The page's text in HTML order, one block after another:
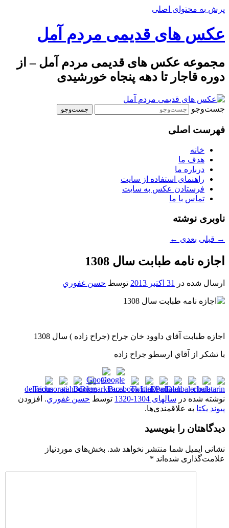
پرش به محتوای اصلی
عکس های قدیمی مردم آمل
مجموعه عکس های قدیمی مردم آمل – از
دوره قاجار تا دهه پنجاه خورشیدی
جست‌وجو
فهرست اصلی
خانه
هدف ما
درباره ما
راهنمای استفاده از سایت
فرستادن عکس به سایت
تماس با ما
ناوبری نوشته
→ قبلی بعدی ←
اجازه نامه طبابت سال 1308
ارسال شده در 31 اکتبر 2013 توسط حسن غفوري
اجازه طبابت آقاي داوود خان جراح (جراح زاده ) سال 1308
با تشکر از آقاي ارسطو جراح زاده
نوشته شده در سالهای 1304-1320 توسط حسن غفوري. افزودن
پیوند یکتا به علاقمندی‌ها.
دیدگاهتان را بنویسید
نشانی ایمیل شما منتشر نخواهد شد. بخش‌های موردنیاز
علامت‌گذاری شده‌اند *